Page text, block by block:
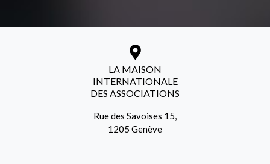
LA MAISON
INTERNATIONALE
DES ASSOCIATIONS
Rue des Savoises 15,
1205 Genève